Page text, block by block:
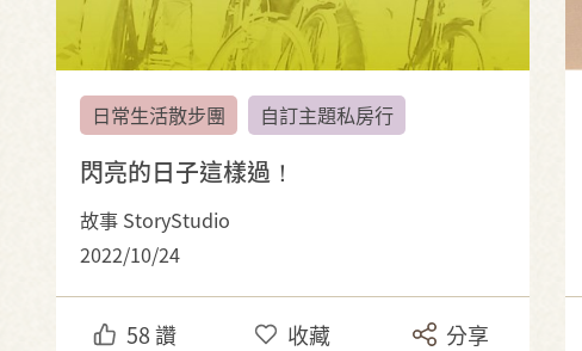
日常生活散步團 自訂主題私房行
閃亮的日子這樣過！
故事 StoryStudio
2022/10/24
58讚 收藏 分享